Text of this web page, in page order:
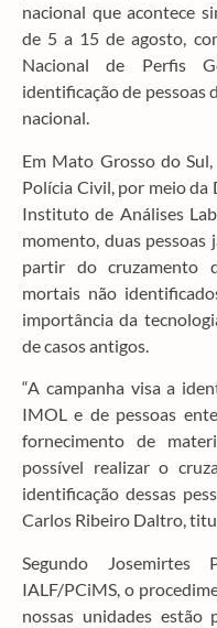
nacional que acontece
de 5 a 15 de agosto,
Nacional de Perfis
identificação de pessoas
nacional.
Em Mato Grosso do
Polícia Civil, por meio da
Instituto de Análises
momento, duas
partir do cruzamento
mortais não
importância da
de casos antigos.
“A campanha visa a
IMOL e de pessoas
fornecimento de
possível realizar o
identificação dessas
Carlos Ribeiro Daltro,
Segundo
IALF/PCiMS, o
nossas unidades estão